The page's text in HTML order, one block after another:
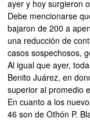
ayer y hoy surgieron
Debe mencionarse
bajaron de 200 a
una reducción de
casos sospechosos,
Al igual que ayer,
Benito Juárez, en
superior al promedio
En cuanto a los
46 son de Othón P.